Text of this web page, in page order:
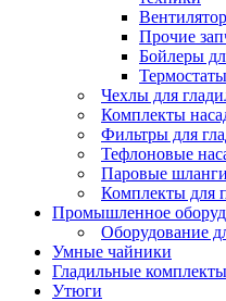
Прочие
Бойлеры
Термостаты
Чехлы для
Комплекты
Фильтры для
Тефлоновые
Паровые шланги
Комплекты для
Промышленное
Оборудование
Умные чайники
Гладильные комплекты
Утюги